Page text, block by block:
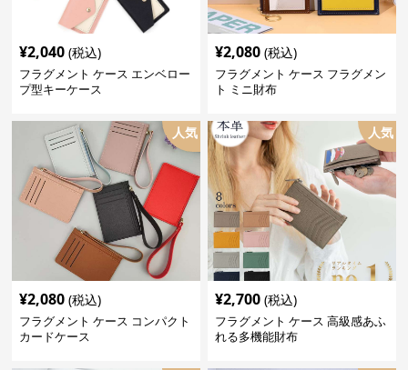
¥2,040 (税込)
フラグメント ケース エンベロー
プ型キーケース
¥2,080 (税込)
フラグメント ケース フラグメン
ト ミニ財布
人気
¥2,080 (税込)
フラグメント ケース コンパクト
カードケース
人気
¥2,700 (税込)
フラグメント ケース 高級感あふ
れる多機能財布